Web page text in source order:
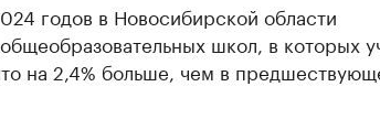
годов в Новосибирской области
школ, в которых
на 2,4% больше, чем в